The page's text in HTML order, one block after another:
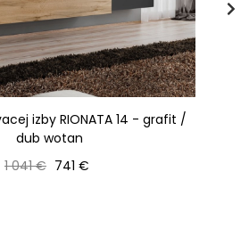
izby RIONATA 14 - grafit /
dub wotan
Bežná cena
1 041 € Cena
741 €